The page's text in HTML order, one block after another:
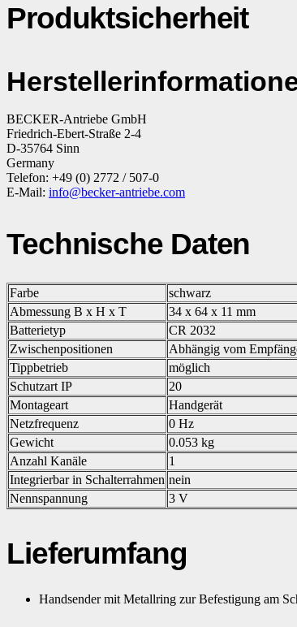
Produktsicherheit
BECKER-Antriebe GmbH
Friedrich-Ebert-Straße 2-4
D-35764 Sinn
Germany
Telefon: +49 (0) 2772 / 507-0
E-Mail: info@becker-antriebe.com
Technische Daten
Farbe
schwarz
Abmessung B x H x T
34 x 64 x 11 mm
Batterietyp
CR 2032
Zwischenpositionen
Abhängig vom
Tippbetrieb
möglich
Schutzart IP
20
Montageart
Handgerät
Netzfrequenz
0 Hz
Gewicht
0.053 kg
Anzahl Kanäle
1
Integrierbar in Schalterrahmen nein
Nennspannung
3 V
Lieferumfang
Handsender mit Metallring zur Befestigung am